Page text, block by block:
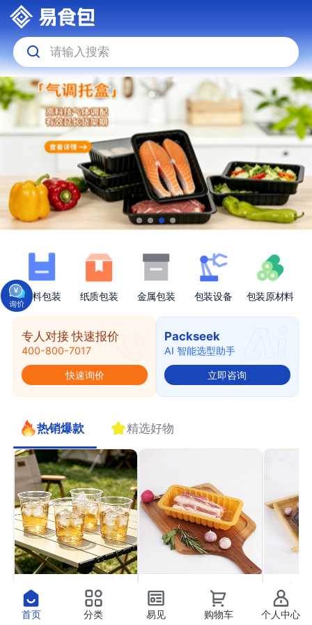
请输入搜索
塑料包装 纸质包装 金属包装 包装设备 包装原材料
专人对接 快速报价
400-800-7017
快速询价
Packseek
AI 智能选型助手
立即咨询
热销爆款 精选好物
PET果切杯11
￥0.41
PP气调托盒22
￥0.37
PP高
￥
首页 分类 易见 购物车 个人中心